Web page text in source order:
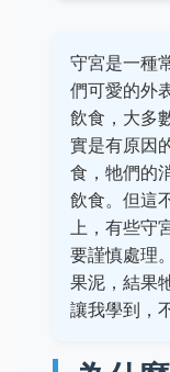
守宮是一種
們可愛的外
飲食，大多
實是有原因
食，牠們的
飲食。但這
上，有些守
要謹慎處理
果泥，結果
讓我學到，